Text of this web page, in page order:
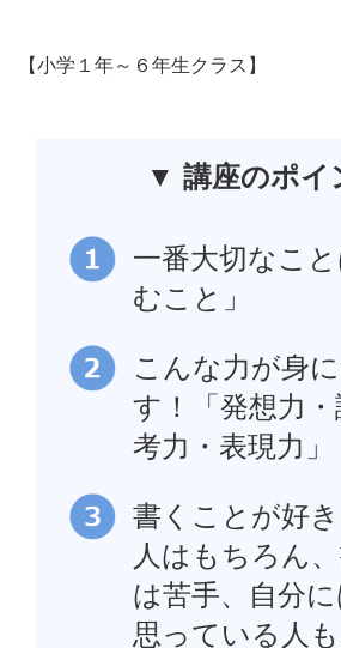
【小学１年～６年生クラス】
▼ 講座のポイ
一番大切なこ
むこと」
こんな力が身
す！「発想力
考力・表現力」
書くことが好
人はもちろん
は苦手、自分に
思っている人